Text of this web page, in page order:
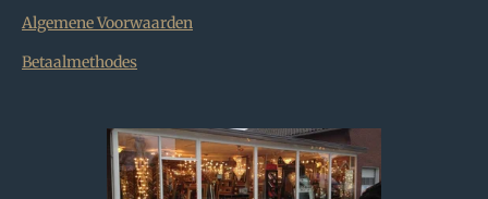
Algemene Voorwaarden
Betaalmethodes